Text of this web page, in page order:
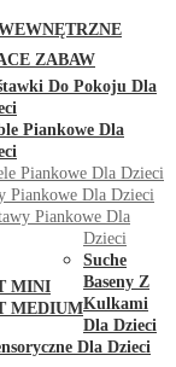
MINI
MEDIUM
ZABAW
Do Pokoju Dla
Piankowe Dla
Piankowe Dla Dzieci
Piankowe Dla Dzieci
Piankowe Dla
Dzieci
Suche
Baseny Z
Kulkami
Dla Dzieci
Dla Dzieci